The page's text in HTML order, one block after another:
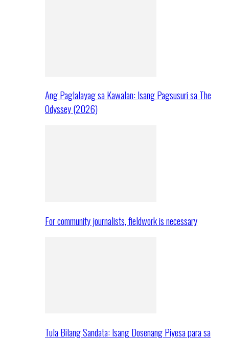
Ang Paglalayag sa Kawalan: Isang Pagsusuri sa The
Odyssey (2026)
For community journalists, fieldwork is necessary
Tula Bilang Sandata: Isang Dosenang Piyesa para sa